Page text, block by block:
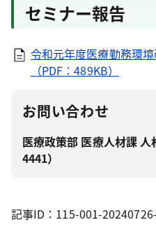
セミナー報告
令和元年度医療勤務環
（PDF：489KB）
お問い合わせ
医療政策部 医療人材課
4441）
記事ID：115-001-